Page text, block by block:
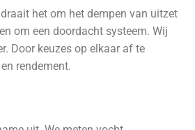
draait het om het dempen van uitzet
om een doordacht systeem. Wij
Door keuzes op elkaar af te
rendement.